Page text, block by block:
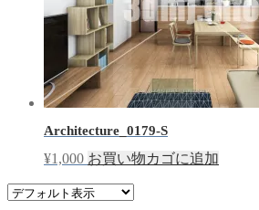
Architecture_0179-S
¥1,000 お買い物カゴに追加